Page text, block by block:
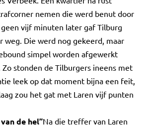
nemen die werd benut door
vijf minuten later gaf Tilburg
weg. Die werd nog gekeerd, maar
simpel worden afgewerkt
stonden de Tilburgers ineens met
leek op dat moment bijna een feit,
zou het gat met Laren vijf punten
de hel”Na die treffer van Laren